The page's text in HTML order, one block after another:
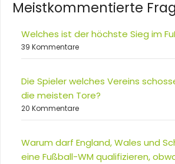
Meistkommentierte
Welches ist der höchste Sieg im
39 Kommentare
Die Spieler welches Vereins
die meisten Tore?
20 Kommentare
Warum darf England, Wales und
eine Fußball-WM qualifizieren,